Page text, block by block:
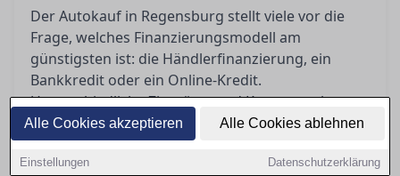
Alle Cookies akzeptieren Alle Cookies ablehnen
Einstellungen Datenschutzerklärung
Der Autokauf in Regensburg stellt viele vor die
Frage, welches Finanzierungsmodell am
günstigsten ist: die Händlerfinanzierung, ein
Bankkredit oder ein Online-Kredit.
Unterschiedliche Zinssätze und Kostenstrukturen
wie der effektive Jahreszins und die
Gesamtkosten sind entscheidend. In diesem
Artikel erfahren Sie, wie Sie die Angebote richtig